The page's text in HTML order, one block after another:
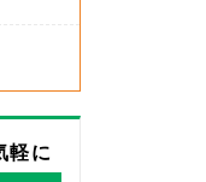
軽に